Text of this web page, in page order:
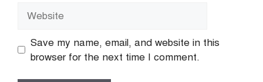
Save my name, email, and website in this
browser for the next time I comment.